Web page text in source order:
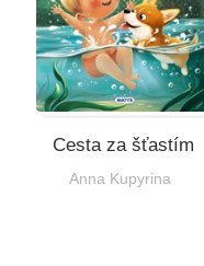
Cesta za šťastím
Anna Kupyrina